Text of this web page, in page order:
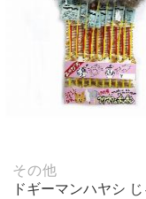
その他
ドギーマンハヤシ